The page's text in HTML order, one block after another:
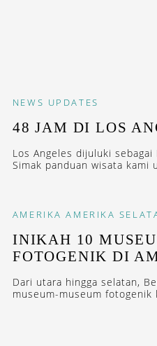
NEWS UPDATES
48 JAM DI LOS
Los Angeles dijuluki
Simak panduan wisata kami
AMERIKA AMERIKA
INIKAH 10
FOTOGENIK DI
Dari utara hingga selatan,
museum-museum fotogenik